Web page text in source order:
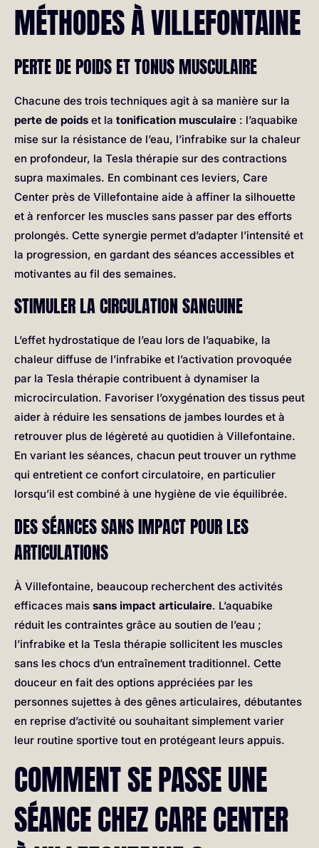
MÉTHODES À VILLEFONTAINE
PERTE DE POIDS ET TONUS MUSCULAIRE
Chacune des trois techniques agit à sa manière sur la
perte de poids et la tonification musculaire : l’aquabike
mise sur la résistance de l’eau, l’infrabike sur la chaleur
en profondeur, la Tesla thérapie sur des contractions
supra maximales. En combinant ces leviers, Care
Center près de Villefontaine aide à affiner la silhouette
et à renforcer les muscles sans passer par des efforts
prolongés. Cette synergie permet d’adapter l’intensité et
la progression, en gardant des séances accessibles et
motivantes au fil des semaines.
STIMULER LA CIRCULATION SANGUINE
L’effet hydrostatique de l’eau lors de l’aquabike, la
chaleur diffuse de l’infrabike et l’activation provoquée
par la Tesla thérapie contribuent à dynamiser la
microcirculation. Favoriser l’oxygénation des tissus peut
aider à réduire les sensations de jambes lourdes et à
retrouver plus de légèreté au quotidien à Villefontaine.
En variant les séances, chacun peut trouver un rythme
qui entretient ce confort circulatoire, en particulier
lorsqu’il est combiné à une hygiène de vie équilibrée.
DES SÉANCES SANS IMPACT POUR LES
ARTICULATIONS
À Villefontaine, beaucoup recherchent des activités
efficaces mais sans impact articulaire. L’aquabike
réduit les contraintes grâce au soutien de l’eau ;
l’infrabike et la Tesla thérapie sollicitent les muscles
sans les chocs d’un entraînement traditionnel. Cette
douceur en fait des options appréciées par les
personnes sujettes à des gênes articulaires, débutantes
en reprise d’activité ou souhaitant simplement varier
leur routine sportive tout en protégeant leurs appuis.
COMMENT SE PASSE UNE
SÉANCE CHEZ CARE CENTER